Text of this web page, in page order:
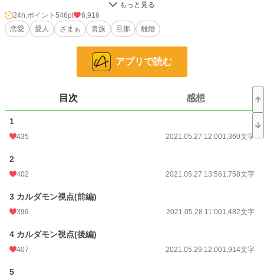
境下にある上、貴族同士でしか認められません。
旦那様は貴族とはいえ現状無職ですし、愛人は平民のようです。
現状を整理すると、旦那様と愛人は不倫行為をしているというわけです。
貴族の人間が不倫行為などすれば、この国での処罰は極刑の可能性もありま
それすら理解せずに堂々と……。
仕方がありません。
旦那様の気持ちはすでに愛人の方に夢中ですし、その願い叶えられるように私
も協力致しましょう。
政略結婚なので、周りのことも考えると離婚は簡単にできません。ならばこれ
くらいの抵抗は……させていただきますよ？
ですが、周囲からの協力がありまして、離婚に持っていくこともできそうです
るところもじっくりとこの目で見ておこうかと思います。
24h.ポイント 546pt
6,916
恋愛
愛人 ざまぁ 貴族 旦那 離婚
アプリで読む
目次 感想
1
435 2021.05.27 12:001,360文字
2
402 2021.05.27 13:561,758文字
3 カルダモン視点(前編)
399 2021.05.28 11:001,482文字
4 カルダモン視点(後編)
407 2021.05.29 12:001,914文字
5